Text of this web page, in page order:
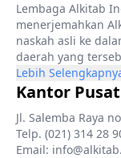
Lembaga Alkitab
menerjemahkan
naskah asli ke
daerah yang
Lebih
Kantor Pusat
Jl. Salemba Raya
Telp. (021) 314 28
Email: